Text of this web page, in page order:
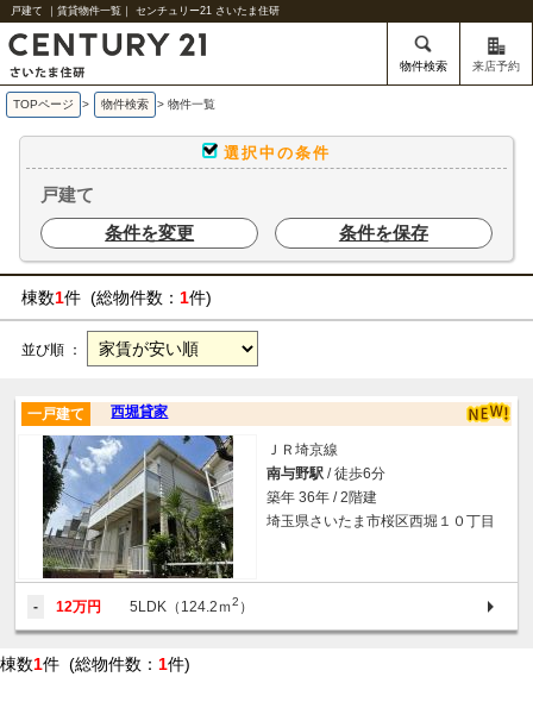
戸建て ｜賃貸物件一覧｜ センチュリー21 さいたま住研
物件検索 来店予約
TOPページ > 物件検索 > 物件一覧
選択中の条件
戸建て
条件を変更
条件を保存
棟数1件 (総物件数： 1件)
並び順 ：
西堀貸家
一戸建て
ＪＲ埼京線
南与野駅 / 徒歩6分
築年 36年 / 2階建
埼玉県さいたま市桜区西堀１０丁目
- 12万円 5LDK（124.2ｍ2 ）
棟数1件 (総物件数： 1件)